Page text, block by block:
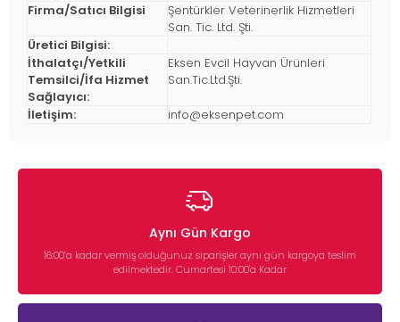
Firma/Satıcı Bilgisi
Şentürkler Veterinerlik Hizmetleri
San. Tic. Ltd. Şti.
Üretici Bilgisi:
İthalatçı/Yetkili
Temsilci/İfa Hizmet
Sağlayıcı:
Eksen Evcil Hayvan Ürünleri
San.Tic.Ltd.Şti.
İletişim: info@eksenpet.com
Aynı Gün Kargo
16:00’a kadar vermiş olduğunuz siparişler aynı gün kargoya teslim
edilmektedir. Cumartesi 10:00'a Kadar